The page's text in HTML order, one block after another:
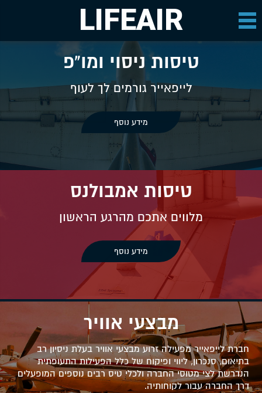
LIFEAIR
טיסות ניסוי ומו"פ
לייפאייר גורמים לך לעוף
מידע נוסף
טיסות אמבולנס
מלווים אתכם מהרגע הראשון
מידע נוסף
מבצעי אוויר
חברת לייפאייר מפעילה זרוע מבצעי אוויר בעלת ניסיון רב
בתיאום, סנכרון, ליווי ופיקוח של כלל הפעילות התעופתית
הנדרשת לצי מטוסי החברה ולכלי טיס רבים נוספים המופעלים
דרך החברה עבור לקוחותיה.